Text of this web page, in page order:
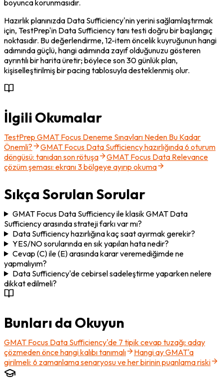
boyunca korunmasıdır.
Hazırlık planınızda Data Sufficiency'nin yerini sağlamlaştırmak
için, TestPrep'in Data Sufficiency tanı testi doğru bir başlangıç
noktasıdır. Bu değerlendirme, 12-item öncelik kuyruğunun hangi
adımında güçlü, hangi adımında zayıf olduğunuzu gösteren
ayrıntılı bir harita üretir; böylece son 30 günlük plan,
kişiselleştirilmiş bir pacing tablosuyla desteklenmiş olur.
İlgili Okumalar
TestPrep GMAT Focus Deneme Sınavları Neden Bu Kadar
Önemli?
GMAT Focus Data Sufficiency hazırlığında 6 oturum
döngüsü: tanıdan son rötuşa
GMAT Focus Data Relevance
çözüm şeması: ekranı 3 bölgeye ayırıp okuma
Sıkça Sorulan Sorular
GMAT Focus Data Sufficiency ile klasik GMAT Data
Sufficiency arasında strateji farkı var mı?
Data Sufficiency hazırlığına kaç saat ayırmak gerekir?
YES/NO sorularında en sık yapılan hata nedir?
Cevap (C) ile (E) arasında karar veremediğimde ne
yapmalıyım?
Data Sufficiency'de cebirsel sadeleştirme yaparken nelere
dikkat edilmeli?
Bunları da Okuyun
GMAT Focus Data Sufficiency'de 7 tipik cevap tuzağı: aday
çözmeden önce hangi kalıbı tanımalı
Hangi ay GMAT'a
girilmeli: 6 zamanlama senaryosu ve her birinin puanlama riski